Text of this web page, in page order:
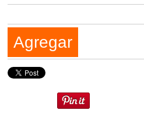
Agregar